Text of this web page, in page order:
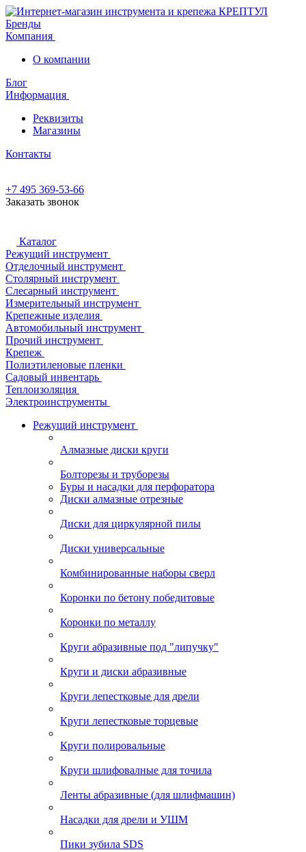
Бренды
Компания
О компании
Блог
Информация
Реквизиты
Магазины
Контакты
+7 495 369-53-66
Заказать звонок
Каталог
Режущий инструмент
Отделочный инструмент
Столярный инструмент
Слесарный инструмент
Измерительный инструмент
Крепежные изделия
Автомобильный инструмент
Прочий инструмент
Крепеж
Полиэтиленовые пленки
Садовый инвентарь
Теплоизоляция
Электроинструменты
Режущий инструмент
Алмазные диски круги
Болторезы и труборезы
Буры и насадки для перфоратора
Диски алмазные отрезные
Диски для циркулярной пилы
Диски универсальные
Комбинированные наборы сверл
Коронки по бетону победитовые
Коронки по металлу
Круги абразивные под "липучку"
Круги и диски абразивные
Круги лепестковые для дрели
Круги лепестковые торцевые
Круги полировальные
Круги шлифовалные для точила
Ленты абразивные (для шлифмашин)
Насадки для дрели и УШМ
Пики зубила SDS